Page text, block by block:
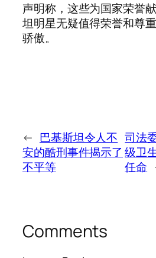
声明称，这些为国家荣誉
坦明星无疑值得荣誉和尊
骄傲。
← 巴基斯坦令人不
安的酷刑事件揭示了
不平等
司法
级卫
任命
Comments